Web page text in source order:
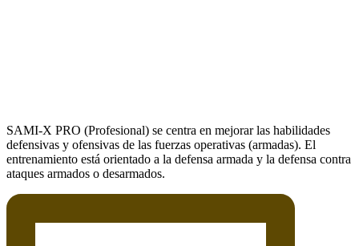
SAMI-X PRO (Profesional) se centra en mejorar las habilidades
defensivas y ofensivas de las fuerzas operativas (armadas). El
entrenamiento está orientado a la defensa armada y la defensa contra
ataques armados o desarmados.